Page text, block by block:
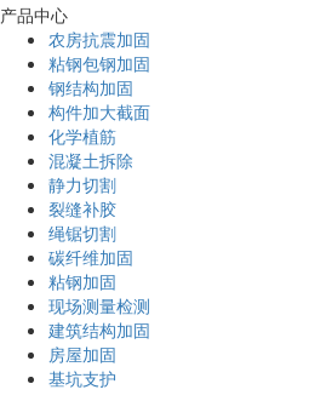
产品中心
农房抗震加固
粘钢包钢加固
钢结构加固
构件加大截面
化学植筋
混凝土拆除
静力切割
裂缝补胶
绳锯切割
碳纤维加固
粘钢加固
现场测量检测
建筑结构加固
房屋加固
基坑支护